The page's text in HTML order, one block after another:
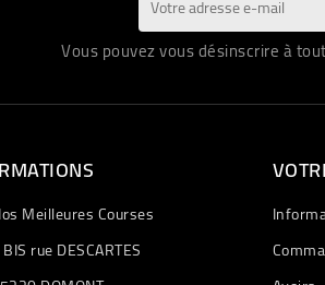
Vous pouvez vous désinscrire à
Meilleures Courses
rue DESCARTES